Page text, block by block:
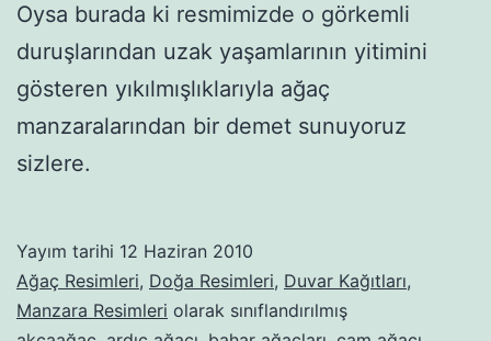
Oysa burada ki resmimizde o görkemli
duruşlarından uzak yaşamlarının yitimini
gösteren yıkılmışlıklarıyla ağaç
manzaralarından bir demet sunuyoruz
sizlere.
Yayım tarihi 12 Haziran 2010
Ağaç Resimleri, Doğa Resimleri, Duvar Kağıtları,
Manzara Resimleri olarak sınıflandırılmış